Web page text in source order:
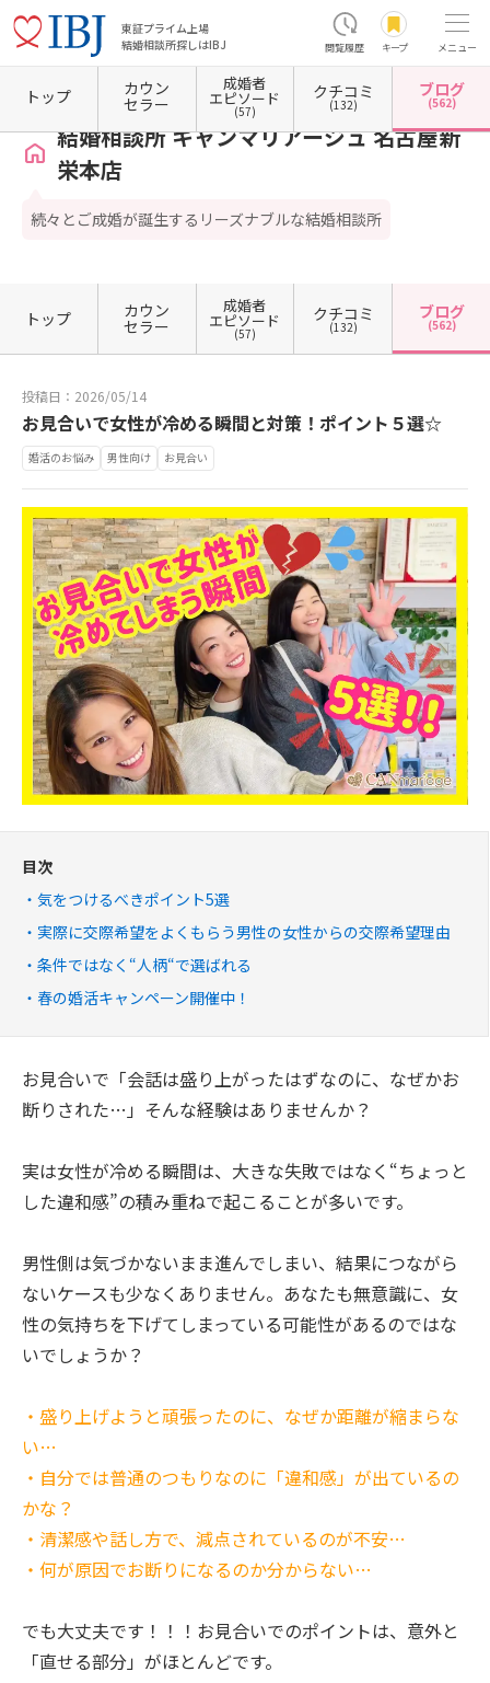
東証プライム上場
結婚相談所探しはIBJ
閲覧履歴 キープ メニュー
ホーム 愛知県の結婚相談所 愛知県名古屋市 愛知県名古屋市東区 結婚相談所 キャン
結婚相談所 キャンマリアージュ 名古屋新
栄本店
続々とご成婚が誕生するリーズナブルな結婚相談所
トップ カウン
セラー
成婚者
エピソード
(57)
クチコミ
(132)
ブログ
(562)
トップ カウン
セラー
成婚者
エピソード
(57)
クチコミ
(132)
ブログ
(562)
投稿日：2026/05/14
お見合いで女性が冷める瞬間と対策！ポイント５選☆
婚活のお悩み 男性向け お見合い
目次
気をつけるべきポイント5選
実際に交際希望をよくもらう男性の女性からの交際希望理由
条件ではなく“人柄“で選ばれる
春の婚活キャンペーン開催中！
お見合いで「会話は盛り上がったはずなのに、なぜかお
断りされた…」そんな経験はありませんか？
実は女性が冷める瞬間は、大きな失敗ではなく“ちょっと
した違和感”の積み重ねで起こることが多いです。
男性側は気づかないまま進んでしまい、結果につながら
ないケースも少なくありません。あなたも無意識に、女
性の気持ちを下げてしまっている可能性があるのではな
いでしょうか？
・盛り上げようと頑張ったのに、なぜか距離が縮まらな
い…
・自分では普通のつもりなのに「違和感」が出ているの
かな？
・清潔感や話し方で、減点されているのが不安…
・何が原因でお断りになるのか分からない…
でも大丈夫です！！！お見合いでのポイントは、意外と
「直せる部分」がほとんどです。